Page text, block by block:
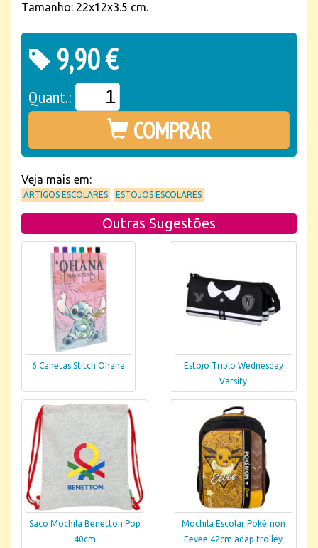
Tamanho: 22x12x3.5 cm.
9,90 €
Quant.:
COMPRAR
Veja mais em:
ARTIGOS ESCOLARES ESTOJOS ESCOLARES
Outras Sugestões
6 Canetas Stitch Ohana
Estojo Triplo Wednesday
Varsity
Saco Mochila Benetton Pop
40cm
Mochila Escolar Pokémon
Eevee 42cm adap trolley